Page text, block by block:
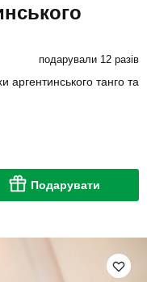
подарували 12 разів
аргентинського танго та
Подарувати